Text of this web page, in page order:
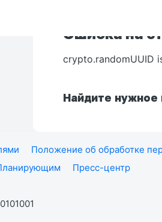
Ошибка на
crypto.randomUUID
Найдите нужное
Положение об обработке
Пресс-центр